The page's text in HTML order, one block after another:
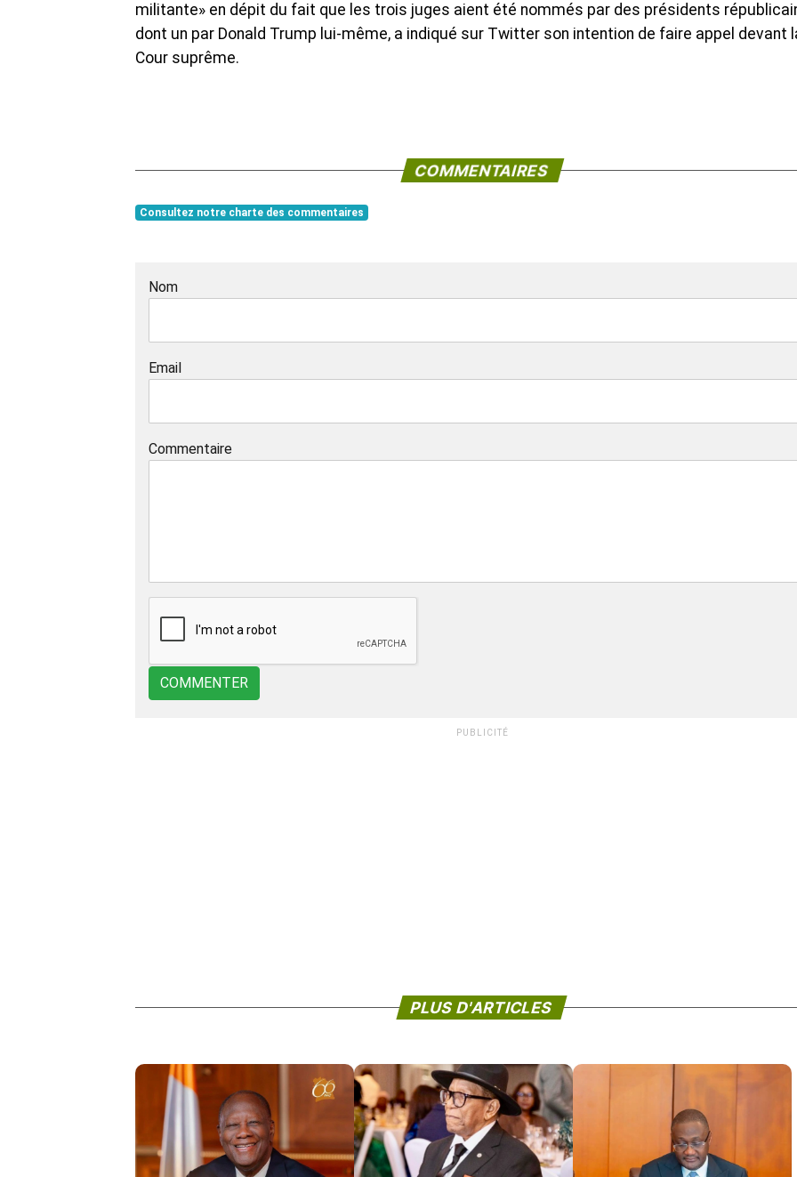
militante» en dépit du fait que les trois juges aient été nommés par des présidents
dont un par Donald Trump lui-même, a indiqué sur Twitter son intention de faire appel devant
Cour suprême.
COMMENTAIRES
Consultez notre charte des commentaires
Nom
Email
Commentaire
COMMENTER
PUBLICITÉ
PLUS D'ARTICLES